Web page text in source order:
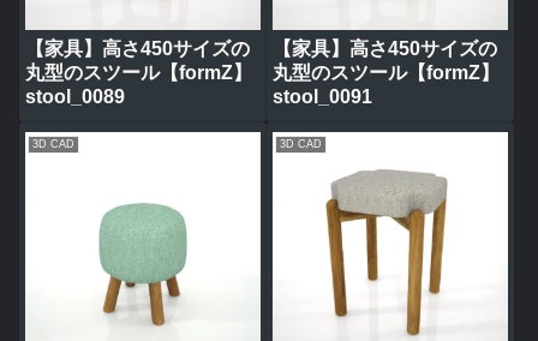
【家具】高さ450サイズの
丸型のスツール【formZ】
stool_0089
【家具】高さ450サイズの
丸型のスツール【formZ】
stool_0091
3D CAD 3D CAD